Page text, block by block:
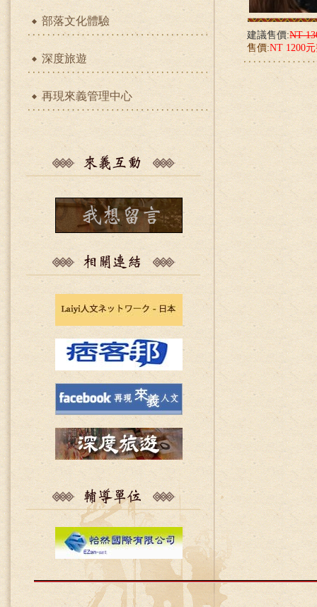
部落文化體驗
深度旅遊
再現來義管理中心
建議售價:NT
售價:NT 1200